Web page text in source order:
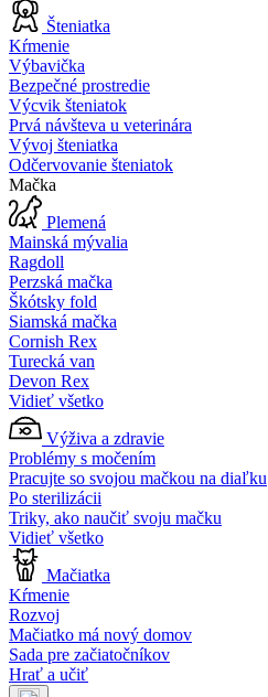
Šteniatka
Kŕmenie
Výbavička
Bezpečné prostredie
Výcvik šteniatok
Prvá návšteva u veterinára
Vývoj šteniatka
Odčervovanie šteniatok
Mačka
Plemená
Mainská mývalia
Ragdoll
Perzská mačka
Škótsky fold
Siamská mačka
Cornish Rex
Turecká van
Devon Rex
Vidieť všetko
Výživa a zdravie
Problémy s močením
Pracujte so svojou mačkou na diaľku
Po sterilizácii
Triky, ako naučiť svoju mačku
Vidieť všetko
Mačiatka
Kŕmenie
Rozvoj
Mačiatko má nový domov
Sada pre začiatočníkov
Hrať a učiť